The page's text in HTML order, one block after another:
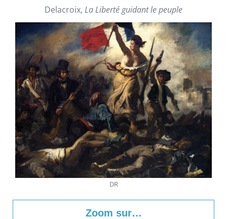
Delacroix, La Liberté guidant le peuple
DR
Zoom sur…